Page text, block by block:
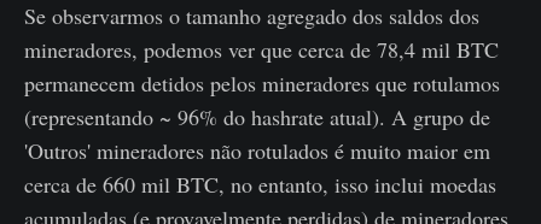
Se observarmos o tamanho agregado dos saldos dos
mineradores, podemos ver que cerca de 78,4 mil BTC
permanecem detidos pelos mineradores que rotulamos
(representando ~ 96% do hashrate atual). A grupo de
'Outros' mineradores não rotulados é muito maior em
cerca de 660 mil BTC, no entanto, isso inclui moedas